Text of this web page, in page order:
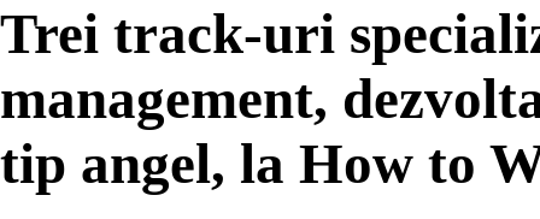
Trei track-uri
management,
tip angel, la How to